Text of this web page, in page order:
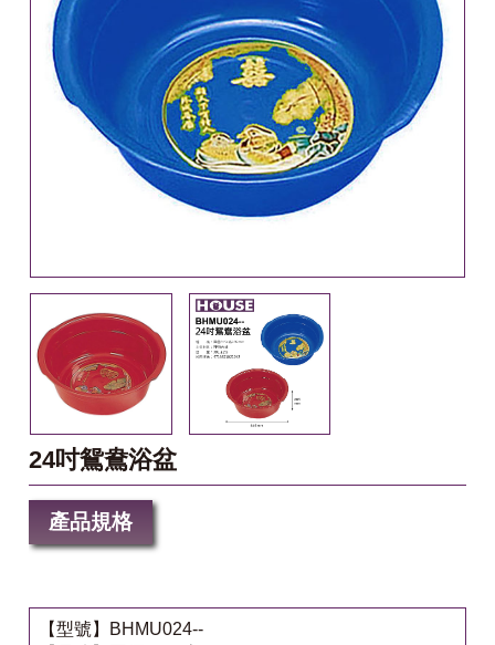
24吋鴛鴦浴盆
產品規格
【型號】BHMU024--